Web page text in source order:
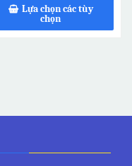
Lựa chọn các tùy
chọn